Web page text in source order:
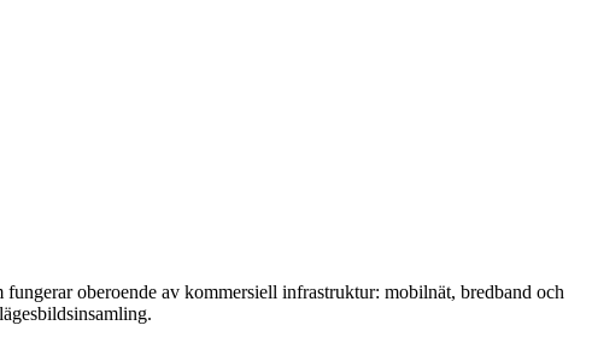
oberoende av kommersiell infrastruktur: mobilnät, bredband och